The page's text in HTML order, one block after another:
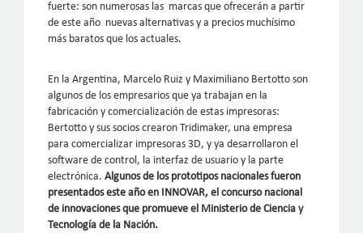
fuerte: son numerosas las marcas que ofrecerán a partir
de este año nuevas alternativas y a precios muchísimo
más baratos que los actuales.
En la Argentina, Marcelo Ruiz y Maximiliano Bertotto son
algunos de los empresarios que ya trabajan en la
fabricación y comercialización de estas impresoras:
Bertotto y sus socios crearon Tridimaker, una empresa
para comercializar impresoras 3D, y ya desarrollaron el
software de control, la interfaz de usuario y la parte
electrónica.Algunos de los prototipos nacionales fueron
presentados este año en INNOVAR, el concurso nacional
de innovaciones que promueve el Ministerio de Ciencia y
Tecnología de la Nación.